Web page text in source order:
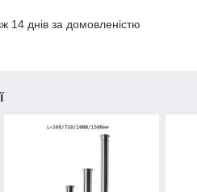
14 днів за домовленістю